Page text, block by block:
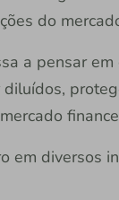
do
a pensar
em diversos